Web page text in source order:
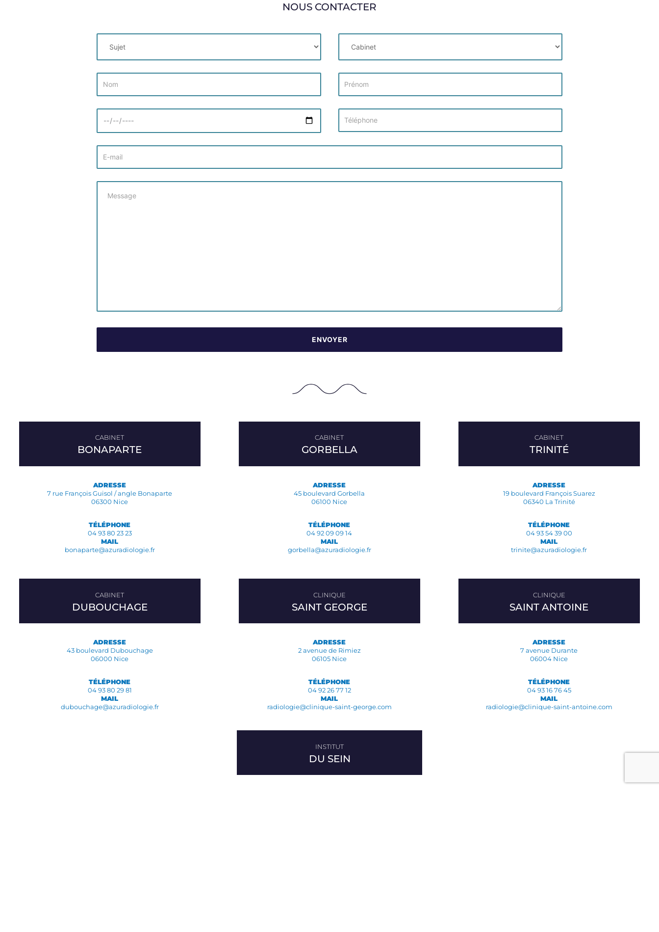
NOUS CONTACTER
BONAPARTE
ADRESSE
7 rue François Guisol / angle Bonaparte
06300 Nice
TÉLÉPHONE
04 93 80 23 23
MAIL
bonaparte@azuradiologie.fr
GORBELLA
ADRESSE
45 boulevard Gorbella
06100 Nice
TÉLÉPHONE
04 92 09 09 14
MAIL
gorbella@azuradiologie.fr
TRINITÉ
ADRESSE
19 boulevard François Suarez
06340 La Trinité
TÉLÉPHONE
04 93 54 39 00
MAIL
trinite@azuradiologie.fr
DUBOUCHAGE
ADRESSE
43 boulevard Dubouchage
06000 Nice
TÉLÉPHONE
04 93 80 29 81
MAIL
dubouchage@azuradiologie.fr
SAINT GEORGE
ADRESSE
2 avenue de Rimiez
06105 Nice
TÉLÉPHONE
04 92 26 77 12
MAIL
radiologie@clinique-saint-george.com
SAINT ANTOINE
ADRESSE
7 avenue Durante
06004 Nice
TÉLÉPHONE
04 93 16 76 45
MAIL
radiologie@clinique-saint-antoine.com
DU SEIN